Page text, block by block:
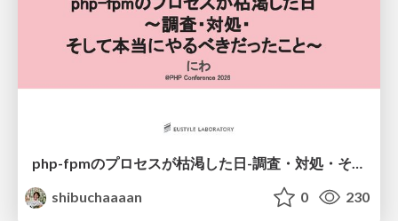
shibuchaaaan
0 230